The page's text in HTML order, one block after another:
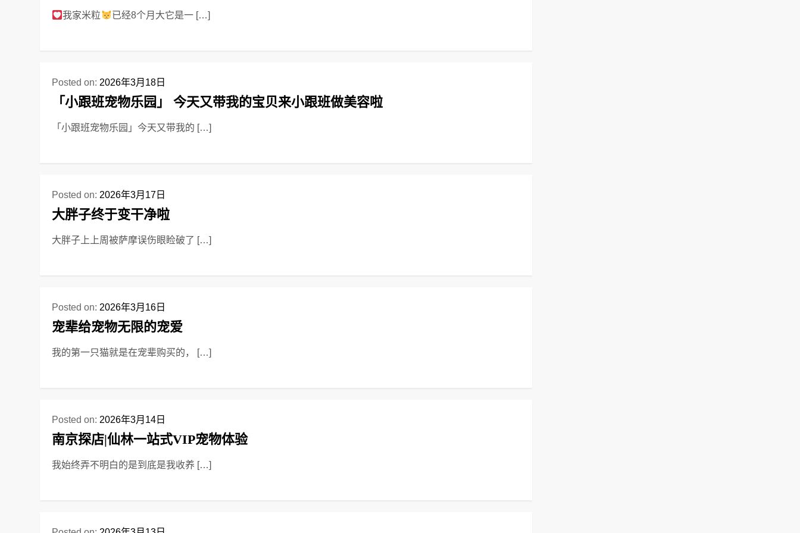
我家米粒 已经8个月大它是一 […]
Posted on: 2026年3月18日
「小跟班宠物乐园」 今天又带我的宝贝来小跟班做美容啦
「小跟班宠物乐园」今天又带我的 […]
Posted on: 2026年3月17日
大胖子终于变干净啦
大胖子上上周被萨摩误伤眼睑破了 […]
Posted on: 2026年3月16日
宠辈给宠物无限的宠爱
我的第一只猫就是在宠辈购买的， […]
Posted on: 2026年3月14日
南京探店|仙林一站式VIP宠物体验
我始终弄不明白的是到底是我收养 […]